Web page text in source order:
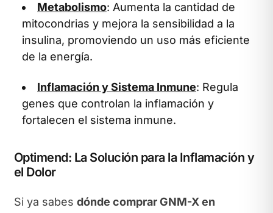
Metabolismo: Aumenta la cantidad de
mitocondrias y mejora la sensibilidad a la
insulina, promoviendo un uso más eficiente
de la energía.
Inflamación y Sistema Inmune: Regula
genes que controlan la inflamación y
fortalecen el sistema inmune.
Optimend: La Solución para la Inflamación y
el Dolor
Si ya sabes dónde comprar GNM-X en